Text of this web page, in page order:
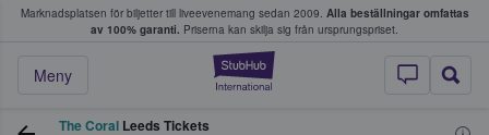
Marknadsplatsen för biljetter till liveevenemang sedan 2009. Alla beställningar omfattas
av 100% garanti. Priserna kan skilja sig från ursprungspriset.
StubHub – där
Meny
köper och säljer biljetter.
The Coral Leeds Tickets